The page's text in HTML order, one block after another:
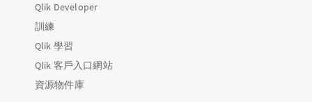
Qlik Developer
訓練
Qlik 學習
Qlik 客戶入口網站
資源物件庫